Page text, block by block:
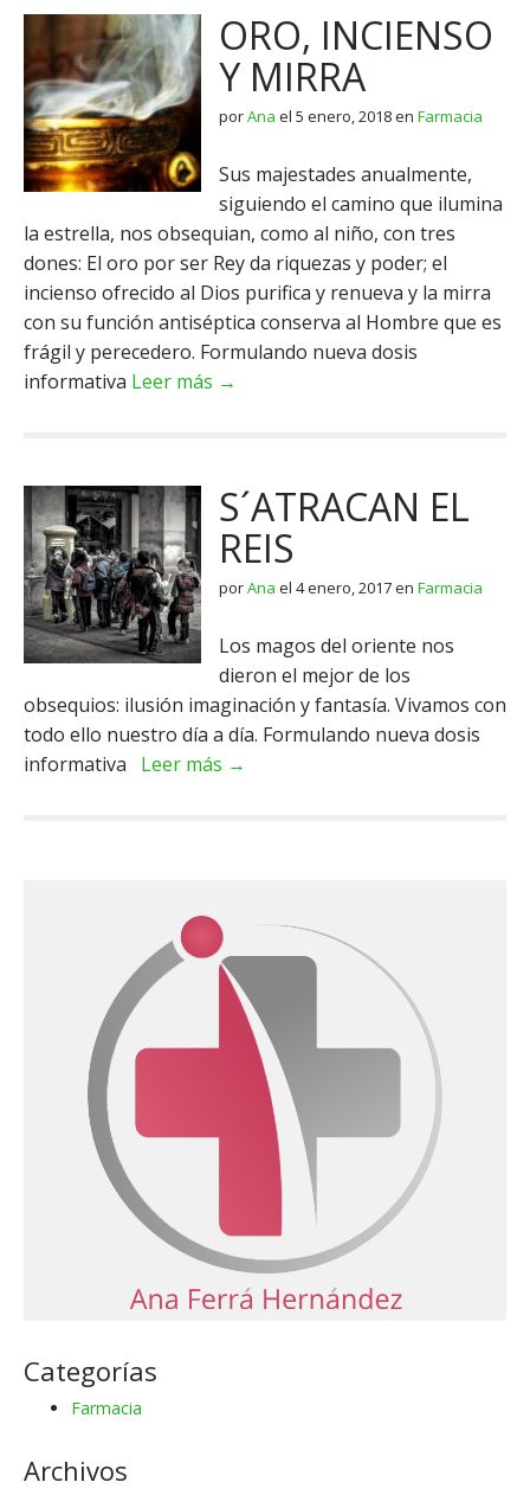
ORO, INCIENSO
Y MIRRA
porAna el 5 enero, 2018en Farmacia
Sus majestades anualmente,
siguiendo el camino que ilumina
la estrella, nos obsequian, como al niño, con tres
dones: El oro por ser Rey da riquezas y poder; el
incienso ofrecido al Dios purifica y renueva y la mirra
con su función antiséptica conserva al Hombre que es
frágil y perecedero. Formulando nueva dosis
informativa Leer más →
S´ATRACAN EL
REIS
porAna el 4 enero, 2017en Farmacia
Los magos del oriente nos
dieron el mejor de los
obsequios: ilusión imaginación y fantasía. Vivamos con
todo ello nuestro día a día. Formulando nueva dosis
informativa Leer más →
Categorías
Farmacia
Archivos